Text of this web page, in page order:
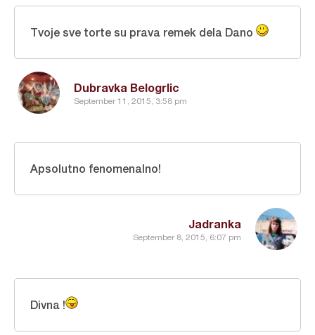
Dubravka Belogrlic
September 11, 2015, 3:58 pm
Tvoje sve torte su prava remek dela Dano
Jadranka
September 8, 2015, 6:07 pm
Apsolutno fenomenalno!
Divna !